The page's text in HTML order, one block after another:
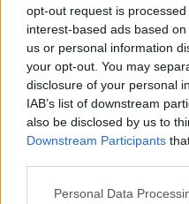
opt-out request is
interest-based ads based
us or personal information
your opt-out. You may
disclosure of your personal
IAB’s list of downstream
also be disclosed by us to
Downstream Participants
Personal Data
Ιράν: Ο Πεζεσκιάν
στιγμή» για συμφωνία –
ούτε ειρήνη»
9 Αυγούστου, 2026
Στα ύψη ο υδράργυρος σε 8
θερμοκρασία ξεπέρασε
9 Αυγούστου, 2026